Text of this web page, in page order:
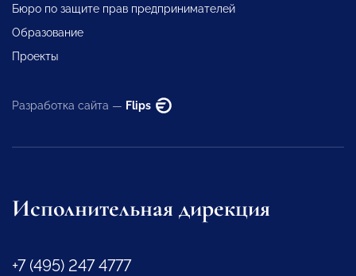
Бюро по защите прав предпринимателей
Образование
Проекты
Разработка сайта — Flips
Исполнительная дирекция
+7 (495) 247 4777